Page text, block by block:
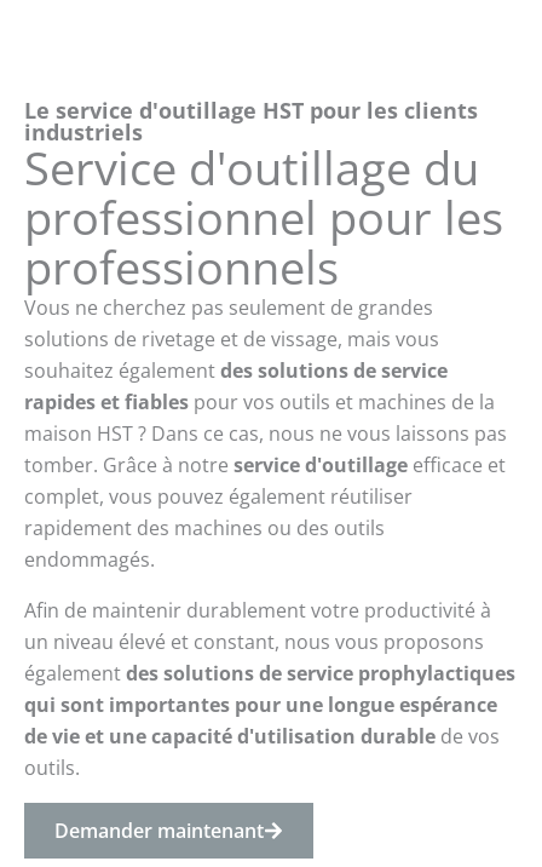
Le service d'outillage HST pour les clients
industriels
Service d'outillage du
professionnel pour les
professionnels
Vous ne cherchez pas seulement de grandes
solutions de rivetage et de vissage, mais vous
souhaitez égalementdes solutions de service
rapides et fiables pour vos outils et machines de la
maison HST ? Dans ce cas, nous ne vous laissons pas
tomber. Grâce à notre service d'outillage efficace et
complet, vous pouvez également réutiliser
rapidement des machines ou des outils
endommagés.
Afin de maintenir durablement votre productivité à
un niveau élevé et constant, nous vous proposons
égalementdes solutions de service prophylactiques
qui sont importantes pour une longue espérance
de vie et une capacité d'utilisation durable de vos
outils.
Demander maintenant